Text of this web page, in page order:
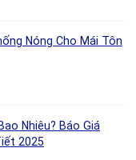
Nóng Cho Mái Tôn
Nhiêu? Báo Giá
2025